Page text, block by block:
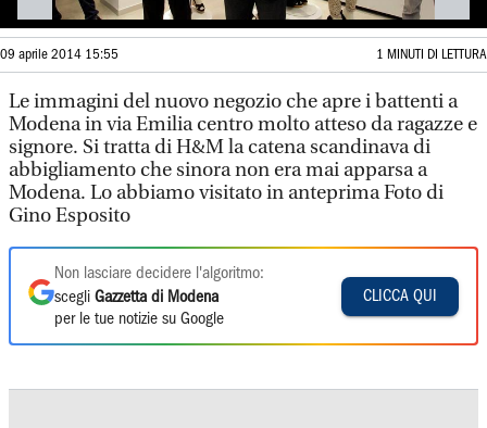
09 aprile 2014 15:55 1 MINUTI DI LETTURA
Le immagini del nuovo negozio che apre i battenti a
Modena in via Emilia centro molto atteso da ragazze e
signore. Si tratta di H&M la catena scandinava di
abbigliamento che sinora non era mai apparsa a
Modena. Lo abbiamo visitato in anteprima Foto di
Gino Esposito
Non lasciare decidere l'algoritmo:
scegli Gazzetta di Modena
per le tue notizie su Google
CLICCA QUI